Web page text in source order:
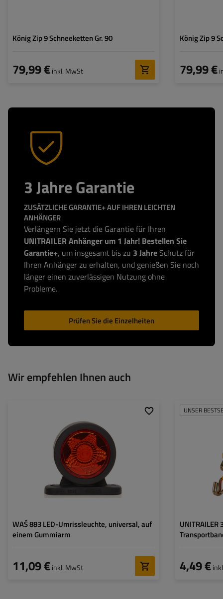
König Zip 9 Schneeketten Gr. 90
79,99 €inkl. MwSt
König Zip 9
79,99 €
3 Jahre Garantie
ZUSÄTZLICHE GARANTIE+ AUF IHREN LEICHTEN
ANHÄNGER
Verlängern Sie jetzt die Garantie für Ihren
UNITRAILER Anhänger um 1 Jahr! Bestellen Sie
Garantie+, um insgesamt bis zu 3 Jahre Schutz für
Ihren Anhänger zu erhalten, und genießen Sie noch
länger einen zuverlässigen Nutzung ohne
Probleme.
Prüfen Sie die Einzelheiten
Wir empfehlen Ihnen auch
WAŚ 883 LED-Umrissleuchte, universal, auf
einem Gummiarm
11,09 €inkl. MwSt
LED
12/24 V
Lampenfunktionen:
vordere Umrissleuchte
hintere Umrissleuchte
Kabel für Umrissleuchten: rund
UNSER
4,49 €
Vorspannkraft